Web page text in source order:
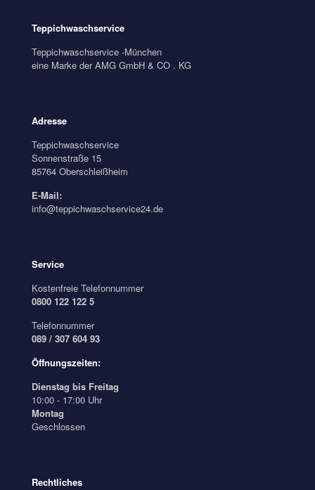
Teppichwaschservice
Teppichwaschservice -München
eine Marke der AMG GmbH & CO . KG
Adresse
Teppichwaschservice
Sonnenstraße 15
85764 Oberschleißheim
E-Mail:
info@teppichwaschservice24.de
Service
Kostenfreie Telefonnummer
0800 122 122 5
Telefonnummer
089 / 307 604 93
Öffnungszeiten:
Dienstag bis Freitag
10:00 - 17:00 Uhr
Montag
Geschlossen
Rechtliches